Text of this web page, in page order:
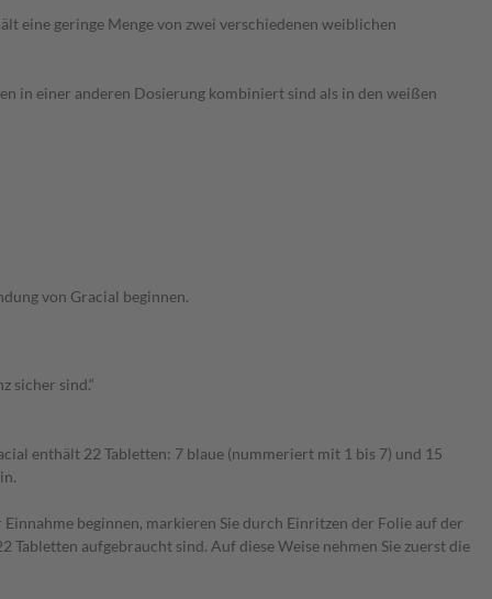
eine geringe Menge von zwei verschiedenen weiblichen
in einer anderen Dosierung kombiniert sind als in den weißen
von Gracial beginnen.
sicher sind.“
enthält 22 Tabletten: 7 blaue (nummeriert mit 1 bis 7) und 15
beginnen, markieren Sie durch Einritzen der Folie auf der
aufgebraucht sind. Auf diese Weise nehmen Sie zuerst die